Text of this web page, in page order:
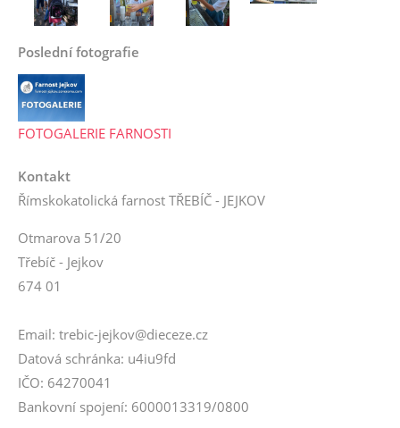
Poslední fotografie
FOTOGALERIE FARNOSTI
Kontakt
Římskokatolická farnost TŘEBÍČ - JEJKOV
Otmarova 51/20
Třebíč - Jejkov
674 01
Email: trebic-jejkov@dieceze.cz
Datová schránka: u4iu9fd
IČO: 64270041
Bankovní spojení: 6000013319/0800